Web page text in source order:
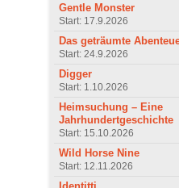
Gentle Monster
Start: 17.9.2026
Das geträumte
Start: 24.9.2026
Digger
Start: 1.10.2026
Heimsuchung – Eine
Jahrhundertgeschichte
Start: 15.10.2026
Wild Horse Nine
Start: 12.11.2026